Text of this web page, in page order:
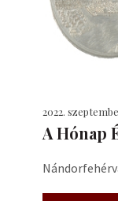
2022.
A Hónap